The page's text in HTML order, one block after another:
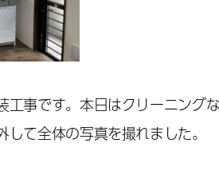
事です。本日はクリーニング
て全体の写真を撮れました。